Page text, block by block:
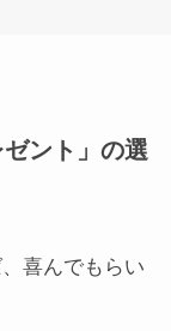
ント」の選
喜んでもらい